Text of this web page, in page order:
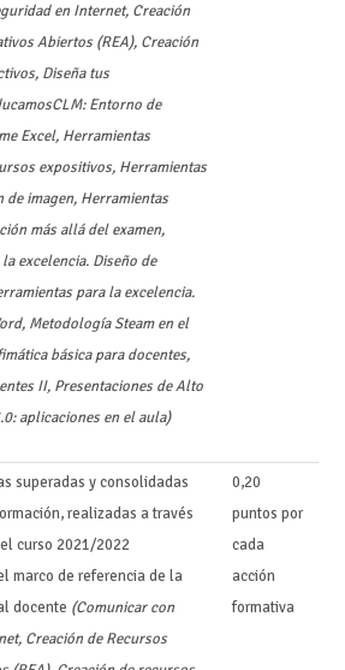
en Internet, Creación
Abiertos (REA), Creación
Diseña tus
Entorno de
Excel, Herramientas
expositivos, Herramientas
de imagen, Herramientas
más allá del examen,
excelencia. Diseño de
para la excelencia.
Metodología Steam en el
básica para docentes,
II, Presentaciones de Alto
aplicaciones en el aula)
superadas y consolidadas
realizadas a través
curso 2021/2022
marco de referencia de la
docente (Comunicar con
Creación de Recursos
0,20
puntos por
cada
acción
formativa